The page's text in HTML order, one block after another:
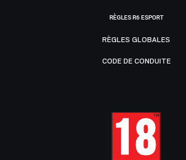
RÈGLES R6 ESPORT
RÈGLES GLOBALES
CODE DE CONDUITE